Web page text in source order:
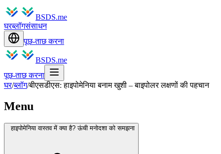
BSDS.me
घरब्लॉगसंसाधन
पूछ-ताछ करना
BSDS.me
पूछ-ताछ करना
घर/ब्लॉग/बीएसडीएस: हाइपोमेनिया बनाम खुशी – बाइपोलर लक्षणों की पहचान
Menu
हाइपोमेनिया वास्तव में क्या है? ऊंची मनोदशा को समझना